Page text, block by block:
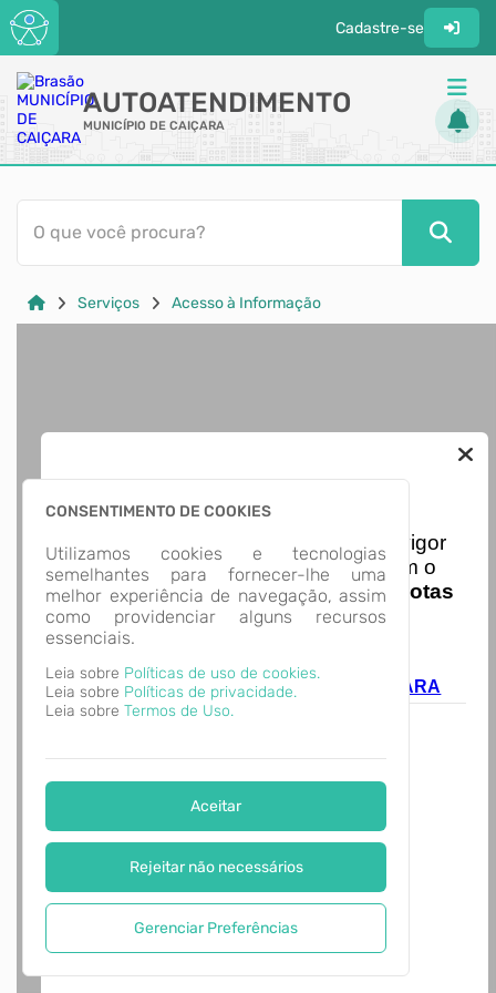
Cadastre-se
AUTOATENDIMENTO
MUNICÍPIO DE CAIÇARA
ACESSO RÁPIDO
Acessibilidade
Transparência
O que você procura?
Serviços Acesso à Informação
CONSENTIMENTO DE COOKIES
Utilizamos cookies e tecnologias
semelhantes para fornecer-lhe uma
melhor experiência de navegação, assim
como providenciar alguns recursos
essenciais.
Leia sobre Políticas de uso de cookies.
Leia sobre Políticas de privacidade.
Leia sobre Termos de Uso.
Aceitar
Rejeitar não necessários
Gerenciar Preferências
Nota Nacional
Iniciando em 01/01/2026
entra em vigor
a obrigatoriedade de integração com o
Ambiente de Dados Nacional das
Notas
de Serviço Eletrônicas
com isso
entraram em vigor
acesse o link abaixo e saiba mais.
Autoatendimento - MUNICÍPIO DE CAIÇARA